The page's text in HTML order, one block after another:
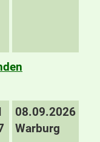
08.09.2026
Warburg